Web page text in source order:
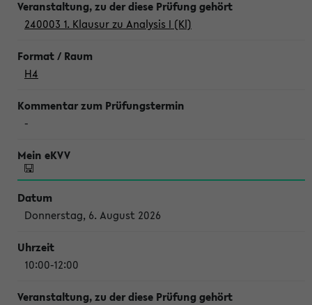
240003 1. Klausur zu Analysis I (Kl)
H4
-
Donnerstag, 6. August 2026
10:00-12:00